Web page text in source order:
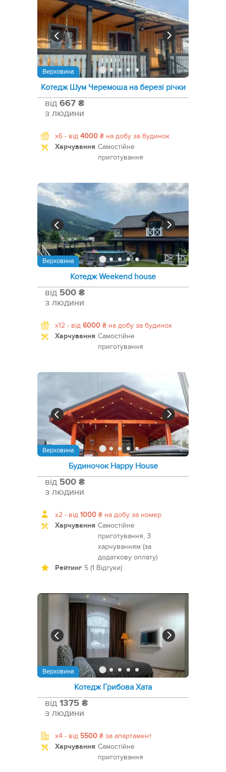
Верховина
Котедж Шум Черемоша на березі річки
від 667 ₴
з людини
x6 - від 4000 ₴ на добу за будинок
Харчування Самостійне
приготування
Верховина
Котедж Weekend house
від 500 ₴
з людини
x12 - від 6000 ₴ на добу за будинок
Харчування Самостійне
приготування
Верховина
Будиночок Happy House
від 500 ₴
з людини
x2 - від 1000 ₴ на добу за номер
Харчування Самостійне
приготування, З
харчуванням (за
додаткову оплату)
Рейтинг 5 (1 Відгуки)
Верховина
Котедж Грибова Хата
від 1375 ₴
з людини
x4 - від 5500 ₴ за апартамент
Харчування Самостійне
приготування